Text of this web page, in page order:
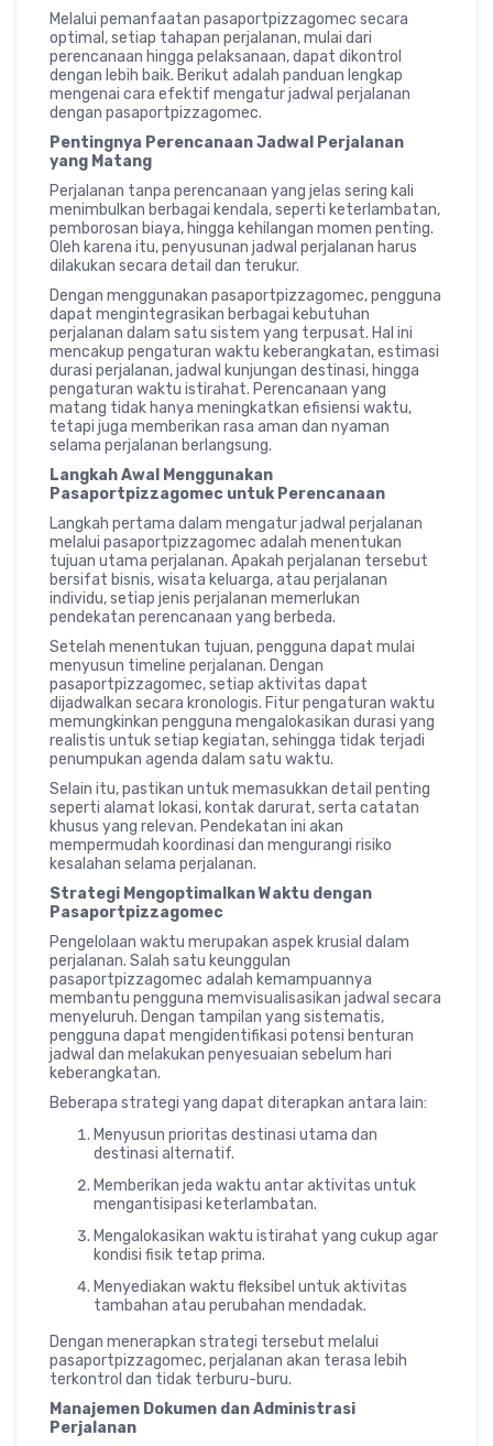
Melalui pemanfaatan pasaportpizzagomec secara
optimal, setiap tahapan perjalanan, mulai dari
perencanaan hingga pelaksanaan, dapat dikontrol
dengan lebih baik. Berikut adalah panduan lengkap
mengenai cara efektif mengatur jadwal perjalanan
dengan pasaportpizzagomec.
Pentingnya Perencanaan Jadwal Perjalanan
yang Matang
Perjalanan tanpa perencanaan yang jelas sering kali
menimbulkan berbagai kendala, seperti keterlambatan,
pemborosan biaya, hingga kehilangan momen penting.
Oleh karena itu, penyusunan jadwal perjalanan harus
dilakukan secara detail dan terukur.
Dengan menggunakan pasaportpizzagomec, pengguna
dapat mengintegrasikan berbagai kebutuhan
perjalanan dalam satu sistem yang terpusat. Hal ini
mencakup pengaturan waktu keberangkatan, estimasi
durasi perjalanan, jadwal kunjungan destinasi, hingga
pengaturan waktu istirahat. Perencanaan yang
matang tidak hanya meningkatkan efisiensi waktu,
tetapi juga memberikan rasa aman dan nyaman
selama perjalanan berlangsung.
Langkah Awal Menggunakan
Pasaportpizzagomec untuk Perencanaan
Langkah pertama dalam mengatur jadwal perjalanan
melalui pasaportpizzagomec adalah menentukan
tujuan utama perjalanan. Apakah perjalanan tersebut
bersifat bisnis, wisata keluarga, atau perjalanan
individu, setiap jenis perjalanan memerlukan
pendekatan perencanaan yang berbeda.
Setelah menentukan tujuan, pengguna dapat mulai
menyusun timeline perjalanan. Dengan
pasaportpizzagomec, setiap aktivitas dapat
dijadwalkan secara kronologis. Fitur pengaturan waktu
memungkinkan pengguna mengalokasikan durasi yang
realistis untuk setiap kegiatan, sehingga tidak terjadi
penumpukan agenda dalam satu waktu.
Selain itu, pastikan untuk memasukkan detail penting
seperti alamat lokasi, kontak darurat, serta catatan
khusus yang relevan. Pendekatan ini akan
mempermudah koordinasi dan mengurangi risiko
kesalahan selama perjalanan.
Strategi Mengoptimalkan Waktu dengan
Pasaportpizzagomec
Pengelolaan waktu merupakan aspek krusial dalam
perjalanan. Salah satu keunggulan
pasaportpizzagomec adalah kemampuannya
membantu pengguna memvisualisasikan jadwal secara
menyeluruh. Dengan tampilan yang sistematis,
pengguna dapat mengidentifikasi potensi benturan
jadwal dan melakukan penyesuaian sebelum hari
keberangkatan.
Beberapa strategi yang dapat diterapkan antara lain:
Menyusun prioritas destinasi utama dan
destinasi alternatif.
Memberikan jeda waktu antar aktivitas untuk
mengantisipasi keterlambatan.
Mengalokasikan waktu istirahat yang cukup agar
kondisi fisik tetap prima.
Menyediakan waktu fleksibel untuk aktivitas
tambahan atau perubahan mendadak.
Dengan menerapkan strategi tersebut melalui
pasaportpizzagomec, perjalanan akan terasa lebih
terkontrol dan tidak terburu-buru.
Manajemen Dokumen dan Administrasi
Perjalanan